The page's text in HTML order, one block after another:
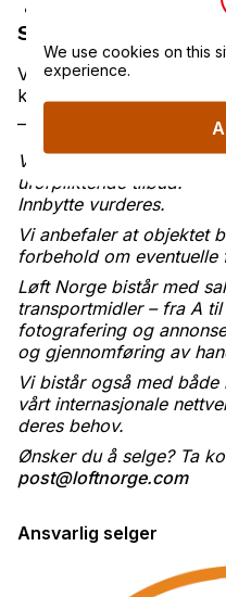
Salgsbetingelser
Vennligst oppgi
kontakter oss.
Vi tilbyr gunstig
uforpliktende tilbud.
Innbytte vurderes.
Vi anbefaler at objektet
forbehold om eventuelle
Løft Norge bistår med
transportmidler – fra A
fotografering og
og gjennomføring av
Vi bistår også med
vårt internasjonale
deres behov.
Ønsker du å selge? Ta
post@loftnorge.com
Ansvarlig selger
We use cookies on this
experience.